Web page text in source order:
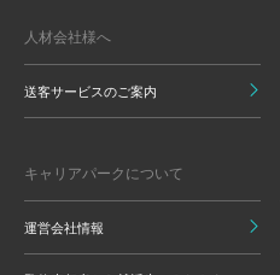
人材会社様へ
送客サービスのご案内
キャリアパークについて
運営会社情報